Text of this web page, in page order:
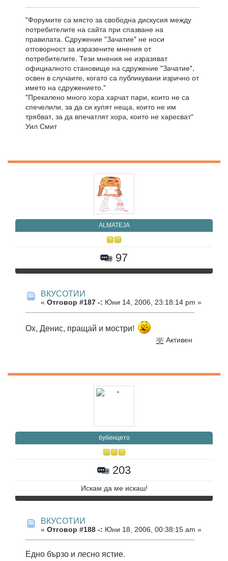
"Форумите са място за свободна дискусия между
потребителите на сайта при спазване на
правилата. Сдружение "Зачатие" не носи
отговорност за изразените мнения от
потребителите. Тези мнения не изразяват
официалното становище на сдружение "Зачатие",
освен в случаите, когато са публикувани изрично от
името на сдружението."
"Прекалено много хора харчат пари, които не са
спечелили, за да си купят неща, които не им
трябват, за да впечатлят хора, които не харесват"
Уил Смит
ALMATEJA
97
ВКУСОТИИ
« Отговор #187 -: Юни 14, 2006, 23:18:14 pm »
Ох, Денис, пращай и мостри!
Активен
бубенцето
203
Искам да ме искаш!
ВКУСОТИИ
« Отговор #188 -: Юни 18, 2006, 00:38:15 am »
Едно бързо и лесно ястие.